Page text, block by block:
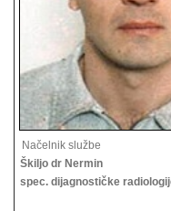
Načelnik službe
Škiljo dr Nermin
spec. dijagnostičke